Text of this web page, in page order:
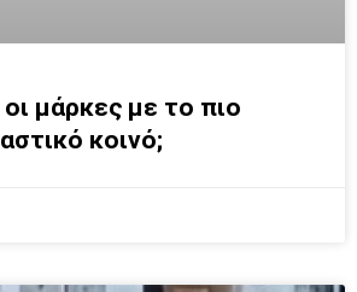
οι μάρκες με το πιο
κοινό;